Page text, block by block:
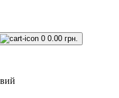
0 0.00 грн.